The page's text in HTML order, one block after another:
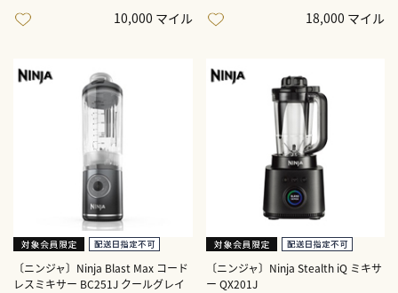
10,000 マイル 18,000 マイル
〔ニンジャ〕Ninja Blast Max コード
レスミキサー BC251J クールグレイ
〔ニンジャ〕Ninja Stealth iQ ミキサ
ー QX201J